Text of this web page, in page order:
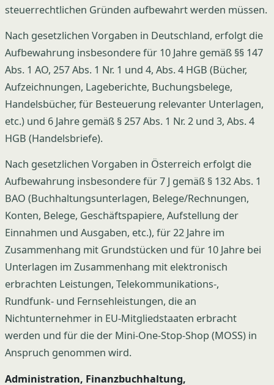
steuerrechtlichen Gründen aufbewahrt werden müssen.
Nach gesetzlichen Vorgaben in Deutschland, erfolgt die
Aufbewahrung insbesondere für 10 Jahre gemäß §§ 147
Abs. 1 AO, 257 Abs. 1 Nr. 1 und 4, Abs. 4 HGB (Bücher,
Aufzeichnungen, Lageberichte, Buchungsbelege,
Handelsbücher, für Besteuerung relevanter Unterlagen,
etc.) und 6 Jahre gemäß § 257 Abs. 1 Nr. 2 und 3, Abs. 4
HGB (Handelsbriefe).
Nach gesetzlichen Vorgaben in Österreich erfolgt die
Aufbewahrung insbesondere für 7 J gemäß § 132 Abs. 1
BAO (Buchhaltungsunterlagen, Belege/Rechnungen,
Konten, Belege, Geschäftspapiere, Aufstellung der
Einnahmen und Ausgaben, etc.), für 22 Jahre im
Zusammenhang mit Grundstücken und für 10 Jahre bei
Unterlagen im Zusammenhang mit elektronisch
erbrachten Leistungen, Telekommunikations-,
Rundfunk- und Fernsehleistungen, die an
Nichtunternehmer in EU-Mitgliedstaaten erbracht
werden und für die der Mini-One-Stop-Shop (MOSS) in
Anspruch genommen wird.
Administration, Finanzbuchhaltung,